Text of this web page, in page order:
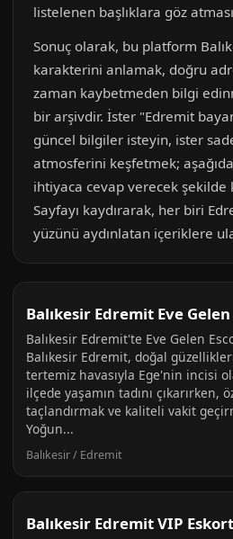
listelenen başlıklara göz
Sonuç olarak, bu platform
karakterini anlamak, doğru
zaman kaybetmeden bilgi
bir arşivdir. İster "Edremit
güncel bilgiler isteyin, ister
atmosferini keşfetmek;
ihtiyaca cevap verecek şekilde
Sayfayı kaydırarak, her biri
yüzünü aydınlatan içeriklere
Balıkesir Edremit Eve
Balıkesir Edremit'te Eve Gelen
Balıkesir Edremit, doğal
tertemiz havasıyla Ege'nin incisi
ilçede yaşamın tadını çıkarırken,
taçlandırmak ve kaliteli vakit
Yoğun...
Balıkesir / Edremit
Balıkesir Edremit VIP Eskort